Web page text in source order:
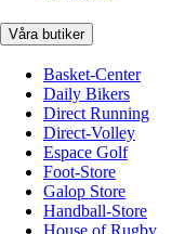
Våra butiker
Basket-Center
Daily Bikers
Direct Running
Direct-Volley
Espace Golf
Foot-Store
Galop Store
Handball-Store